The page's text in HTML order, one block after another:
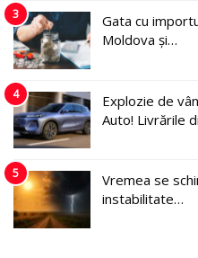
3
Gata cu
Moldova și…
4
Explozie de
Auto! Livrările
5
Vremea se
instabilitate…